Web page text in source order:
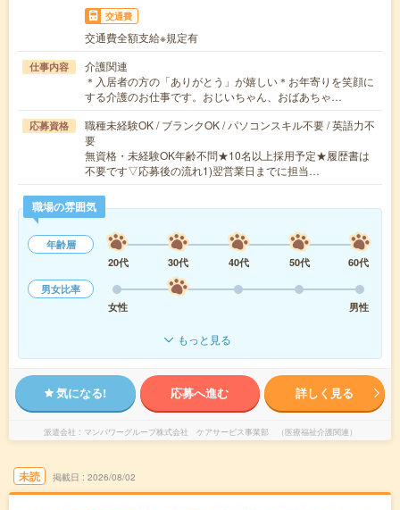
交通費
交通費全額支給※規定有
仕事内容
介護関連
＊入居者の方の「ありがとう」が嬉しい＊お年寄りを笑顔に
する介護のお仕事です。おじいちゃん、おばあちゃ…
応募資格
職種未経験OK / ブランクOK / パソコンスキル不要 / 英語力不
要
無資格・未経験OK年齢不問★10名以上採用予定★履歴書は
不要です▽応募後の流れ1)翌営業日までに担当…
職場の雰囲気
年齢層
20代
30代 40代 50代
60代
男女比率
女性
男性
もっと見る
気になる! 応募へ進む 詳しく見る
派遣会社 マンパワーグループ株式会社 ケアサービス事業部 （医療福祉介護関連）
未読 掲載日 2026/08/02